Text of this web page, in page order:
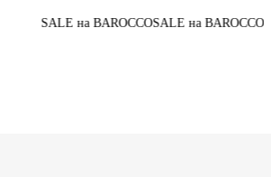
на BAROCCO SALE на BAROCCO До конца